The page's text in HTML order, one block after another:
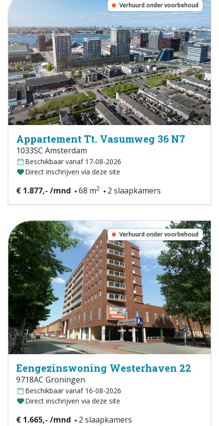
Verhuurd onder voorbehoud
Appartement Tt. Vasumweg 36 N7
1033SC Amsterdam
Beschikbaar vanaf 17-08-2026
Direct inschrijven via deze site
€ 1.877,- /mnd 68 m2 2 slaapkamers
Verhuurd onder voorbehoud
Eengezinswoning Westerhaven 22
9718AC Groningen
Beschikbaar vanaf 16-08-2026
Direct inschrijven via deze site
€ 1.665,- /mnd 2 slaapkamers